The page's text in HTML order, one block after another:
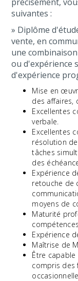
suivantes :
» Diplôme
vente, en
une
ou d'expérience
d'expérience
Mise en
des affaires,
Excellentes
verbale.
Excellentes
résolution
tâches
des
Expérience
retouche de
moyens de
Maturité
Expérience
Maîtrise de
Être
compris des